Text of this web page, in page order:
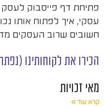
פתיחת דף פייסבוק
עסקי, איך לפתוח אותו
חשובים שרוב העסקים
הכירו את לקוחותינו
מאי זכויות
קרא עוד »